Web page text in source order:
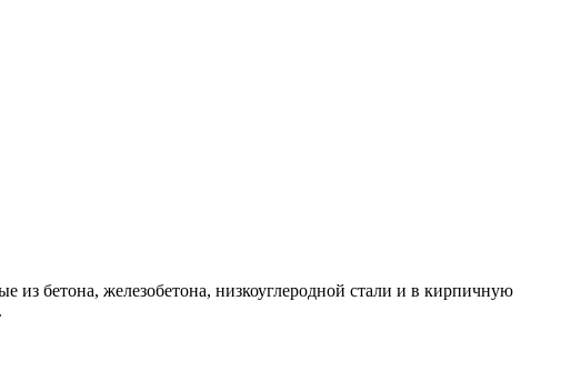
из бетона, железобетона, низкоуглеродной стали и в кирпичную